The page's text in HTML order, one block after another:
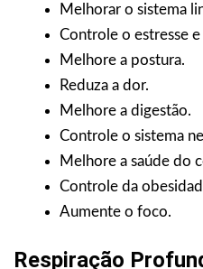
Melhorar o sistema
Controle o estresse e
Melhore a postura.
Reduza a dor.
Melhore a digestão.
Controle o sistema
Melhore a saúde do
Controle da
Aumente o foco.
Respiração